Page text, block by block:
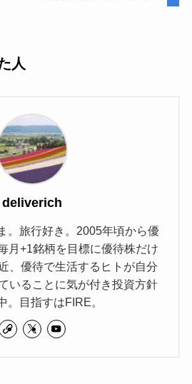
人
deliverich
。旅行好き。2005年頃から優
月+1銘柄を目標に優待株だけ
、優待で生活するヒトが自分
いることに気が付き投資方針
。目指すはFIRE。